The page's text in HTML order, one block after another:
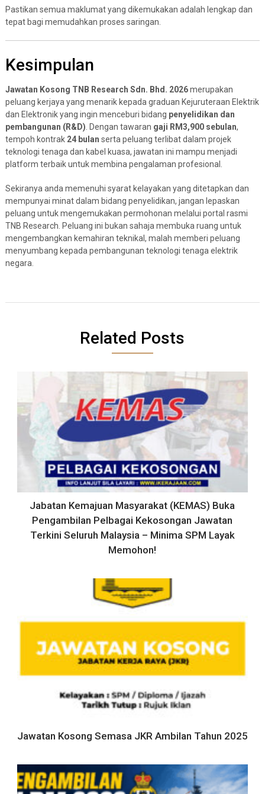
Pastikan semua maklumat yang dikemukakan adalah lengkap dan
tepat bagi memudahkan proses saringan.
Kesimpulan
Jawatan Kosong TNB Research Sdn. Bhd. 2026merupakan
peluang kerjaya yang menarik kepada graduan Kejuruteraan Elektrik
dan Elektronik yang ingin menceburi bidang penyelidikan dan
pembangunan (R&D) . Dengan tawaran gaji RM3,900 sebulan,
tempoh kontrak 24 bulan serta peluang terlibat dalam projek
teknologi tenaga dan kabel kuasa, jawatan ini mampu menjadi
platform terbaik untuk membina pengalaman profesional.
Sekiranya anda memenuhi syarat kelayakan yang ditetapkan dan
mempunyai minat dalam bidang penyelidikan, jangan lepaskan
peluang untuk mengemukakan permohonan melalui portal rasmi
TNB Research. Peluang ini bukan sahaja membuka ruang untuk
mengembangkan kemahiran teknikal, malah memberi peluang
menyumbang kepada pembangunan teknologi tenaga elektrik
negara.
Related Posts
Jabatan Kemajuan Masyarakat (KEMAS) Buka
Pengambilan Pelbagai Kekosongan Jawatan
Terkini Seluruh Malaysia – Minima SPM Layak
Memohon!
Jawatan Kosong Semasa JKR Ambilan Tahun 2025